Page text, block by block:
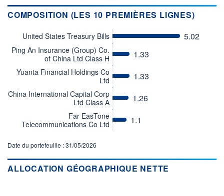
Consulter le prospectus / DIC
Alternatives Market Neutral
- Autres
FONDS PARTENAIRES
TARIFS PRIVILÉGIÉS
ÉLIGIBILITÉ
COMPOSITION (LES 10 PREMIÈRES LIGNES)
United States Treasury Bills 5.02
Ping An Insurance (Group) Co.
of China Ltd Class H
1.33
Yuanta Financial Holdings Co
Ltd
1.33
China International Capital Corp
Ltd Class A
1.26
Far EasTone
Telecommunications Co Ltd
1.1
Date du portefeuille : 31/05/2026
ALLOCATION GÉOGRAPHIQUE NETTE